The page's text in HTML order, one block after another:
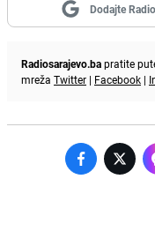
Dodajte
Radiosarajevo.bapratite
mreža Twitter | Facebook |